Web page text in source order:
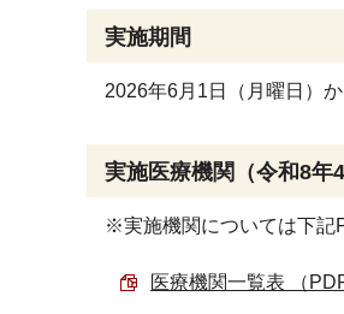
実施期間
2026年6月1日（月曜日）
実施医療機関（令和8年
※実施機関については下記
医療機関一覧表 （